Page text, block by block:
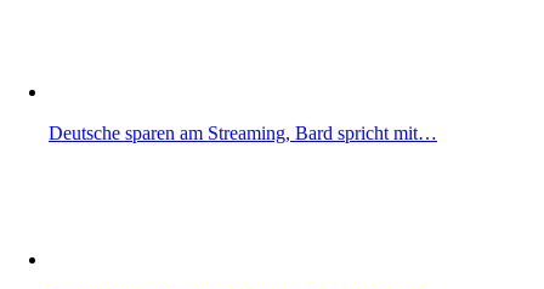
Deutsche sparen am Streaming, Bard spricht mit…